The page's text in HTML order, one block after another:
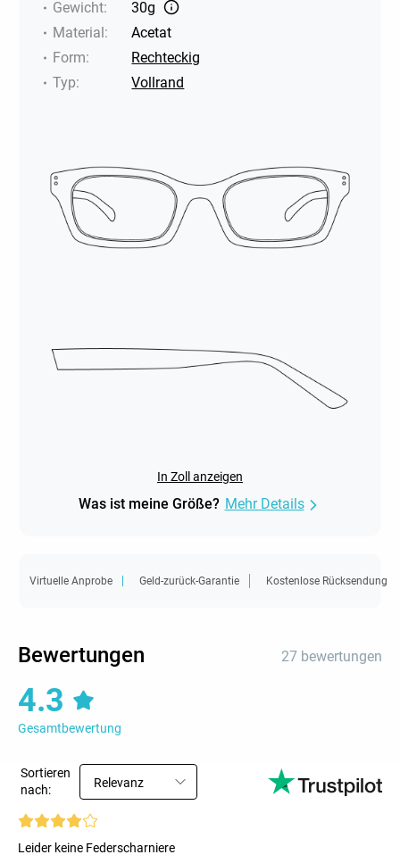
Gewicht:
30g
Material:
Acetat
Form:
Rechteckig
Typ: Vollrand
In Zoll anzeigen
Was ist meine Größe? Mehr Details
Virtuelle Anprobe Geld-zurück-Garantie Kostenlose Rücksendung
Bewertungen 27 bewertungen
4.3
Gesamtbewertung
Sortieren
nach:
Relevanz
Leider keine Federscharniere